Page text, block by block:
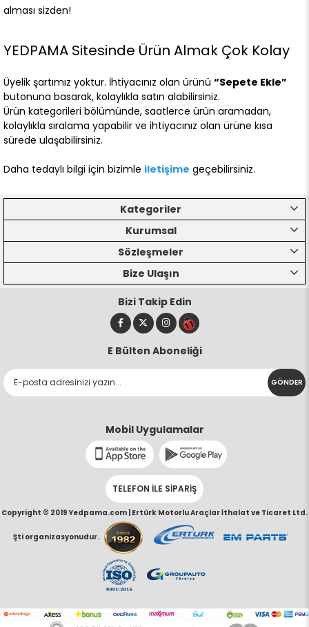
alması sizden!
YEDPAMA Sitesinde Ürün Almak Çok Kolay
Üyelik şartımız yoktur. İhtiyacınız olan ürünü “Sepete Ekle”
butonuna basarak, kolaylıkla satın alabilirsiniz.
Ürün kategorileri bölümünde, saatlerce ürün aramadan,
kolaylıkla sıralama yapabilir ve ihtiyacınız olan ürüne kısa
sürede ulaşabilirsiniz.
Daha tedaylı bilgi için bizimle iletişime geçebilirsiniz.
Kategoriler
Kurumsal
Sözleşmeler
Bize Ulaşın
Bizi Takip Edin
E Bülten Aboneliği
GÖNDER
Mobil Uygulamalar
TELEFON İLE SİPARİŞ
Copyright © 2019 Yedpama.com | Ertürk Motorlu Araçlar İthalat ve Ticaret Ltd.
Şti organizasyonudur.